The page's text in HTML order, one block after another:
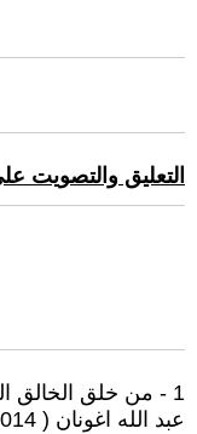
التعليق والتصويت
1 - من خلق الخالق الذي خلق كل شيئ!!!!!
عبد الله اغونان ( 2014 / 12 / 20 - 00:48 )